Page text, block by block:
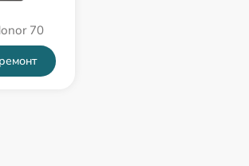
70